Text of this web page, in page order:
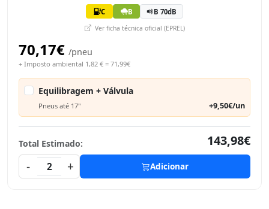
C B B 70dB
Ver ficha técnica oficial (EPREL)
70,17€ /pneu
+ Imposto ambiental 1,82 € = 71,99€
Equilibragem + Válvula
Pneus até 17" +9,50€/un
Total Estimado:
143,98€
-
2 + Adicionar